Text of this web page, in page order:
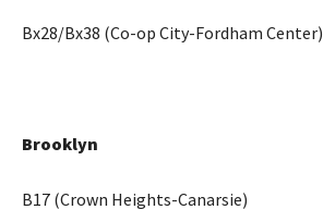
Bx28/Bx38 (Co-op City-Fordham Center)
Brooklyn
B17 (Crown Heights-Canarsie)